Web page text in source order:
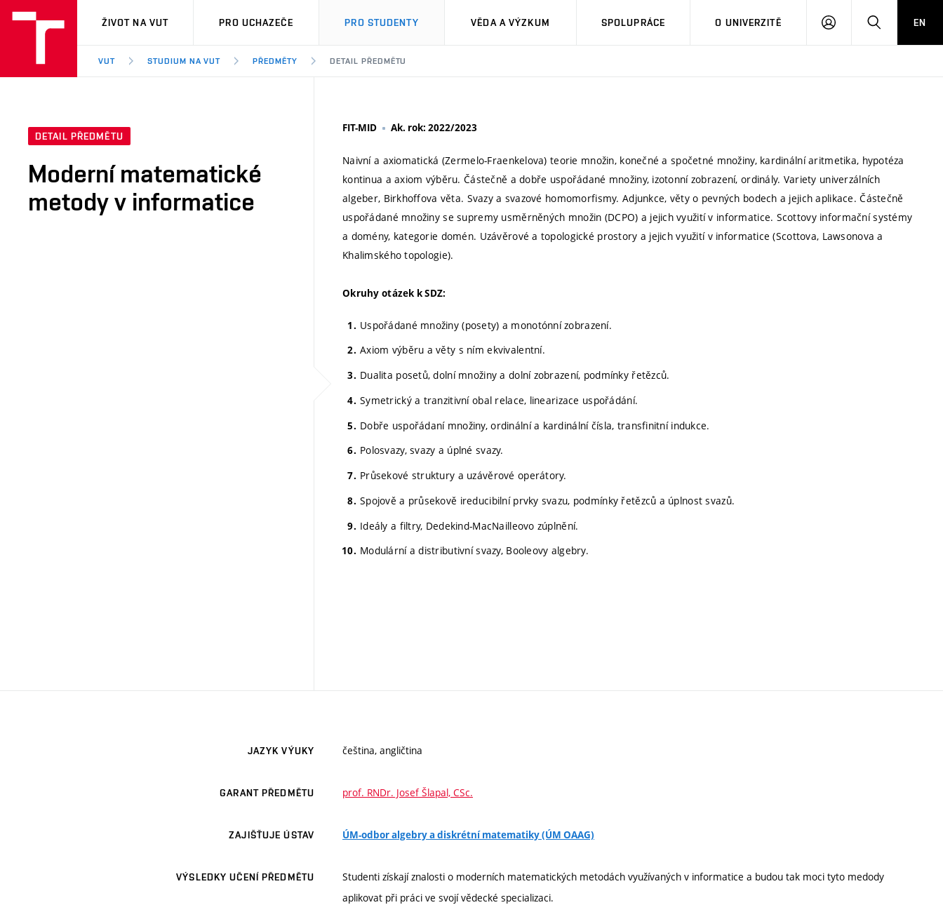
VUT
ŽIVOT NA VUT PRO UCHAZEČE PRO STUDENTY VĚDA A VÝZKUM SPOLUPRÁCE O UNIVERZITĚ
PŘIHLÁSIT HLEDATEN
VUT STUDIUM NA VUT PŘEDMĚTY DETAIL PŘEDMĚTU
DETAIL PŘEDMĚTU
Moderní matematické
metody v informatice
FIT-MID Ak. rok: 2022/2023
Naivní a axiomatická (Zermelo-Fraenkelova) teorie množin, konečné a spočetné množiny, kardinální aritmetika, hypotéza
kontinua a axiom výběru. Částečně a dobře uspořádané množiny, izotonní zobrazení, ordinály. Variety univerzálních
algeber, Birkhoffova věta. Svazy a svazové homomorfismy. Adjunkce, věty o pevných bodech a jejich aplikace. Částečně
uspořádané množiny se supremy usměrněných množin (DCPO) a jejich využití v informatice. Scottovy informační systémy
a domény, kategorie domén. Uzávěrové a topologické prostory a jejich využití v informatice (Scottova, Lawsonova a
Khalimského topologie).
Okruhy otázek k SDZ:
Uspořádané množiny (posety) a monotónní zobrazení.
Axiom výběru a věty s ním ekvivalentní.
Dualita posetů, dolní množiny a dolní zobrazení, podmínky řetězců.
Symetrický a tranzitivní obal relace, linearizace uspořádání.
Dobře uspořádaní množiny, ordinální a kardinální čísla, transfinitní indukce.
Polosvazy, svazy a úplné svazy.
Průsekové struktury a uzávěrové operátory.
Spojově a průsekově ireducibilní prvky svazu, podmínky řetězců a úplnost svazů.
Ideály a filtry, Dedekind-MacNailleovo zúplnění.
Modulární a distributivní svazy, Booleovy algebry.
JAZYK VÝUKY čeština, angličtina
GARANT PŘEDMĚTU prof. RNDr. Josef Šlapal, CSc.
ZAJIŠŤUJE ÚSTAV ÚM-odbor algebry a diskrétní matematiky (ÚM OAAG)
VÝSLEDKY UČENÍ PŘEDMĚTU
Studenti získají znalosti o moderních matematických metodách využívaných v informatice a budou tak moci tyto medody
aplikovat při práci ve svojí vědecké specializaci.